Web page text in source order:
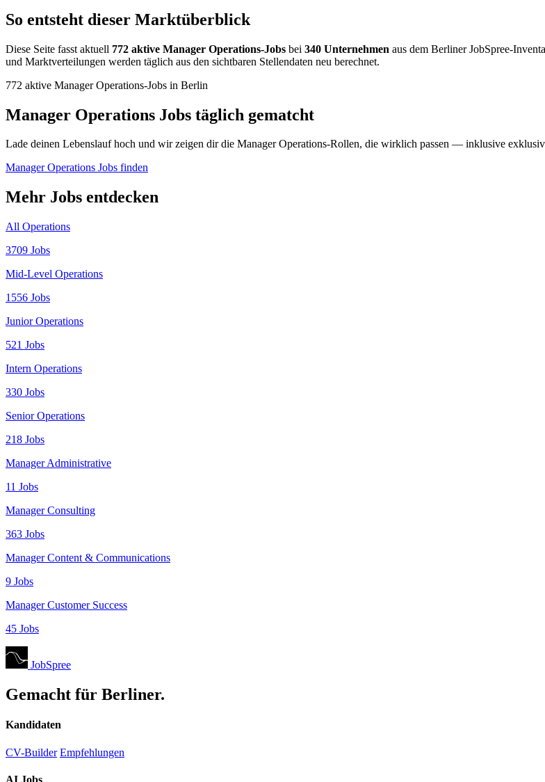
So entsteht dieser Marktüberblick
Diese Seite fasst aktuell 772 aktive Manager Operations-Jobs bei 340 Unternehmen aus dem Berliner JobSpree-
und Marktverteilungen werden täglich aus den sichtbaren Stellendaten neu berechnet.
772 aktive Manager Operations-Jobs in Berlin
Manager Operations Jobs täglich gematcht
Lade deinen Lebenslauf hoch und wir zeigen dir die Manager Operations-Rollen, die wirklich passen — inklusive
Manager Operations Jobs finden
Mehr Jobs entdecken
All Operations
3709 Jobs
Mid-Level Operations
1556 Jobs
Junior Operations
521 Jobs
Intern Operations
330 Jobs
Senior Operations
218 Jobs
Manager Administrative
11 Jobs
Manager Consulting
363 Jobs
Manager Content & Communications
9 Jobs
Manager Customer Success
45 Jobs
JobSpree
Gemacht für Berliner.
Kandidaten
CV-Builder Empfehlungen
AI Jobs